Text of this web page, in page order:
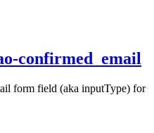
confirmed_email
form field (aka inputType) for